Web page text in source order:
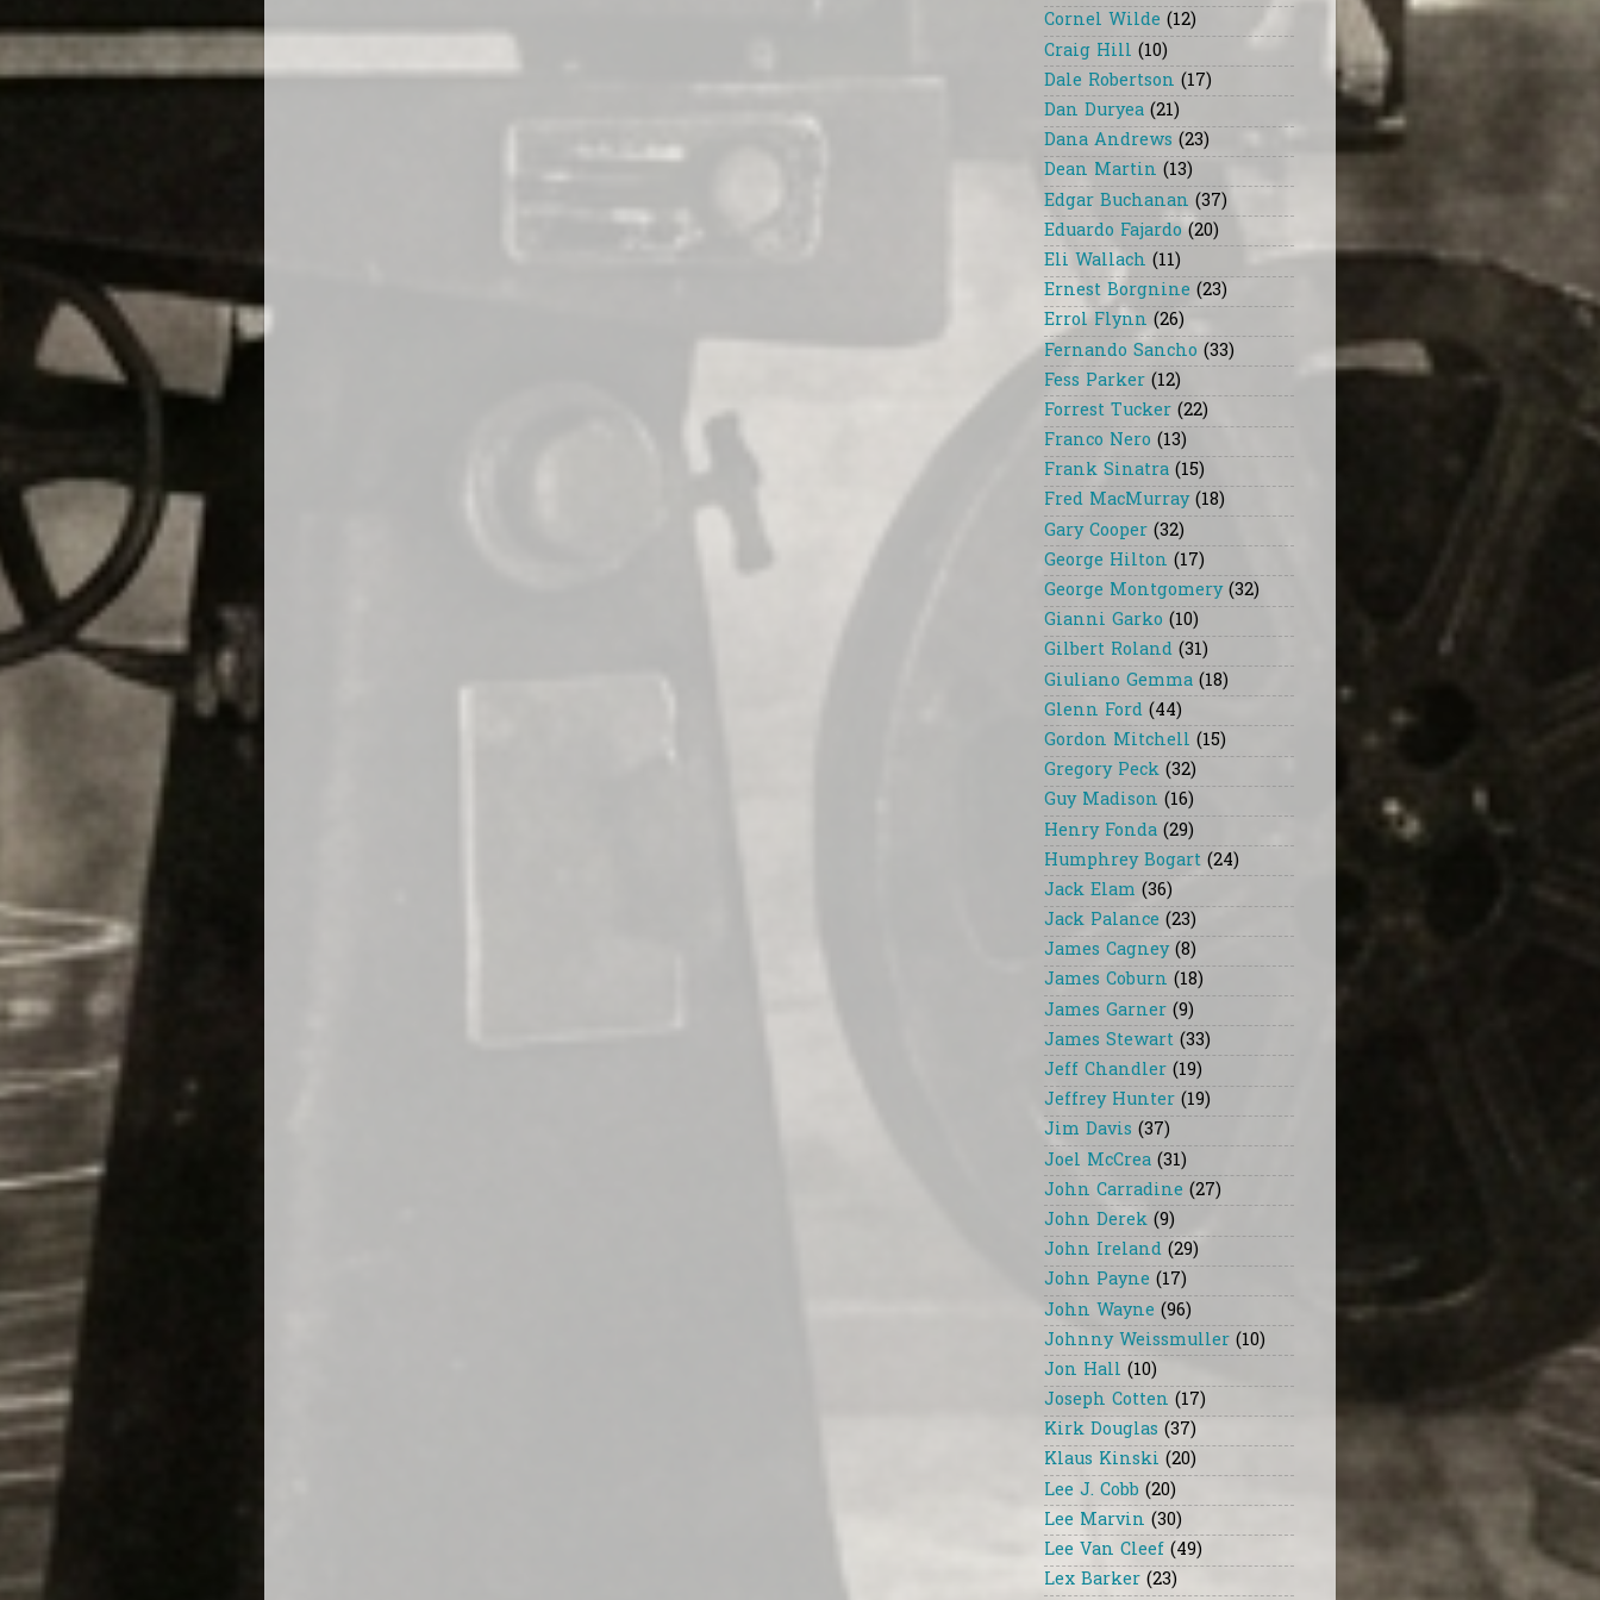
Cornel Wilde (12)
Craig Hill (10)
Dale Robertson (17)
Dan Duryea (21)
Dana Andrews (23)
Dean Martin (13)
Edgar Buchanan (37)
Eduardo Fajardo (20)
Eli Wallach (11)
Ernest Borgnine (23)
Errol Flynn (26)
Fernando Sancho (33)
Fess Parker (12)
Forrest Tucker (22)
Franco Nero (13)
Frank Sinatra (15)
Fred MacMurray (18)
Gary Cooper (32)
George Hilton (17)
George Montgomery (32)
Gianni Garko (10)
Gilbert Roland (31)
Giuliano Gemma (18)
Glenn Ford (44)
Gordon Mitchell (15)
Gregory Peck (32)
Guy Madison (16)
Henry Fonda (29)
Humphrey Bogart (24)
Jack Elam (36)
Jack Palance (23)
James Cagney (8)
James Coburn (18)
James Garner (9)
James Stewart (33)
Jeff Chandler (19)
Jeffrey Hunter (19)
Jim Davis (37)
Joel McCrea (31)
John Carradine (27)
John Derek (9)
John Ireland (29)
John Payne (17)
John Wayne (96)
Johnny Weissmuller (10)
Jon Hall (10)
Joseph Cotten (17)
Kirk Douglas (37)
Klaus Kinski (20)
Lee J. Cobb (20)
Lee Marvin (30)
Lee Van Cleef (49)
Lex Barker (23)